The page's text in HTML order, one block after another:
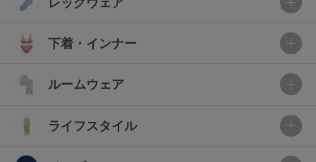
下着・インナー
ルームウェア
ライフスタイル